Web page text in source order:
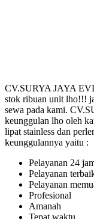
CV.SURYA JAYA
stok ribuan unit lho!!!
sewa pada kami.
keunggulan lho oleh
lipat stainless dan
keunggulannya yaitu :
Pelayanan 24
Pelayanan
Pelayanan
Profesional
Amanah